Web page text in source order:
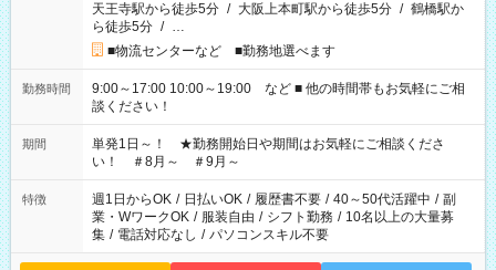
天王寺駅から徒歩5分 / 大阪上本町駅から徒歩5分 / 鶴橋駅か
ら徒歩5分 / …
■物流センターなど ■勤務地選べます
勤務時間
9:00～17:00 10:00～19:00 など ■ 他の時間帯もお気軽にご相
談ください！
期間
単発1日～！ ★勤務開始日や期間はお気軽にご相談くださ
い！ ＃8月～ ＃9月～
特徴 週1日からOK / 日払いOK / 履歴書不要 / 40～50代活躍中 / 副
業・WワークOK / 服装自由 / シフト勤務 / 10名以上の大量募
集 / 電話対応なし / パソコンスキル不要